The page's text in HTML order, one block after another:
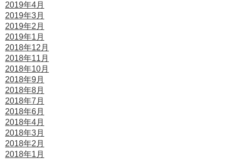
2019年4月
2019年3月
2019年2月
2019年1月
2018年12月
2018年11月
2018年10月
2018年9月
2018年8月
2018年7月
2018年6月
2018年4月
2018年3月
2018年2月
2018年1月